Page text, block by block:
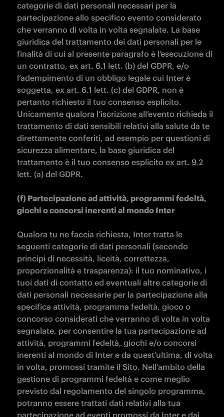
categorie di dati personali necessari per la
partecipazione allo specifico evento considerato
che verranno di volta in volta segnalate. La base
giuridica del trattamento dei dati personali per le
finalità di cui al presente paragrafo è l’esecuzione di
un contratto, ex art. 6.1 lett. (b) del GDPR, e/o
l’adempimento di un obbligo legale cui Inter è
soggetta, ex art. 6.1 lett. (c) del GDPR, non è
pertanto richiesto il tuo consenso esplicito.
Unicamente qualora l’iscrizione all’evento richieda il
trattamento di dati sensibili relativi alla salute da te
direttamente conferiti, ad esempio per questioni di
sicurezza alimentare, la base giuridica del
trattamento è il tuo consenso esplicito ex art. 9.2
lett. (a) del GDPR.
(f) Partecipazione ad attività, programmi fedeltà,
giochi o concorsi inerenti al mondo Inter
Qualora tu ne faccia richiesta, Inter tratta le
seguenti categorie di dati personali (secondo
principi di necessità, liceità, correttezza,
proporzionalità e trasparenza): il tuo nominativo, i
tuoi dati di contatto ed eventuali altre categorie di
dati personali necessarie per la partecipazione alla
specifica attività, programma fedeltà, gioco o
concorso considerati che verranno di volta in volta
segnalate, per consentire la tua partecipazione ad
attività, programmi fedeltà, giochi e/o concorsi
inerenti al mondo di Inter e da quest’ultima, di volta
in volta, promossi tramite il Sito. Nell’ambito della
gestione di programmi fedeltà e come meglio
previsto dal regolamento del singolo programma,
potranno essere trattati dati relativi alla tua
partecipazione ad eventi promossi da Inter e dai